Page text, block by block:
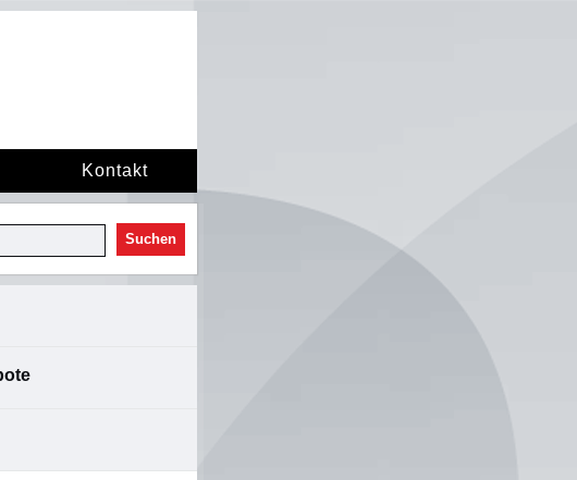
Kontakt
Suchen